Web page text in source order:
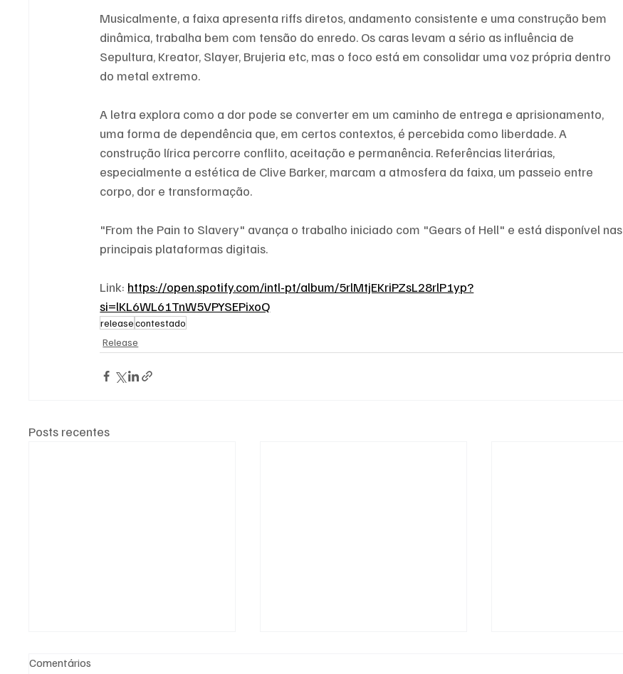
Musicalmente, a faixa apresenta riffs diretos, andamento consistente e uma construção bem
dinâmica, trabalha bem com tensão do enredo. Os caras levam a sério as influência de
Sepultura, Kreator, Slayer, Brujeria etc, mas o foco está em consolidar uma voz própria dentro
do metal extremo.
A letra explora como a dor pode se converter em um caminho de entrega e aprisionamento,
uma forma de dependência que, em certos contextos, é percebida como liberdade. A
construção lírica percorre conflito, aceitação e permanência. Referências literárias,
especialmente a estética de Clive Barker, marcam a atmosfera da faixa, um passeio entre
corpo, dor e transformação.
"From the Pain to Slavery" avança o trabalho iniciado com "Gears of Hell" e está disponível nas
principais plataformas digitais.
Link: https://open.spotify.com/intl-pt/album/5rlMtjEKriPZsL28rlP1yp?
si=lKL6WL61TnW5VPYSEPixoQ
releasecontestado
Release
Posts recentes
Comentários